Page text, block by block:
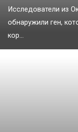
Исследователи из
обнаружили ген,
кор...